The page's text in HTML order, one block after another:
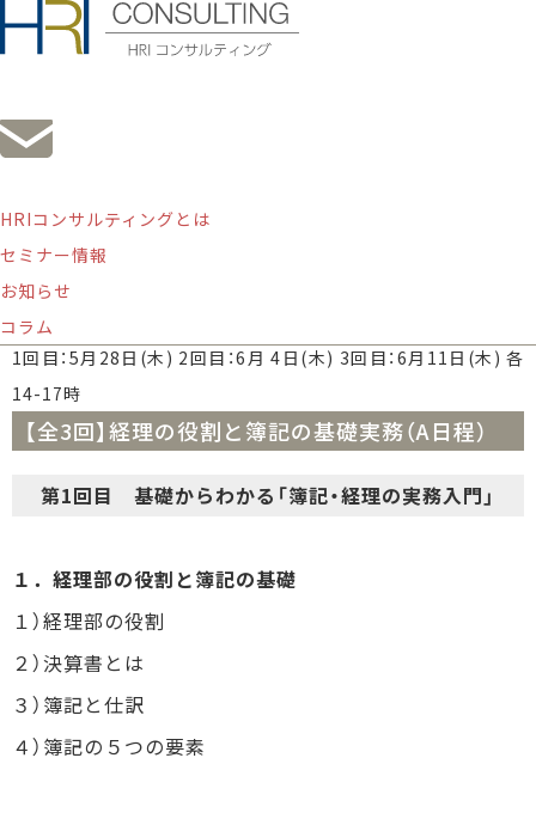
HRIコンサルティングとは
セミナー情報
お知らせ
コラム
【全3回】経理の役割と簿記の基礎実務（A日程）
オンライン研修
1回目：5月28日(木) 2回目：6月 4日(木) 3回目：6月11日(木) 各
14-17時
【全3回】経理の役割と簿記の基礎実務（A日程）
第1回目 基礎からわかる「簿記・経理の実務入門」
１．経理部の役割と簿記の基礎
１）経理部の役割
２）決算書とは
３）簿記と仕訳
４）簿記の５つの要素